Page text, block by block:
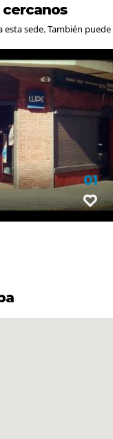
esta sede. También
01